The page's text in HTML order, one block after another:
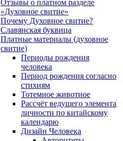
Отзывы о платном разделе
«Духовное свитие»
Почему Духовное свитие?
Славянская буквица
Платные материалы (духовное
свитие)
Периоды рождения
человека
Период рождения согласно
стихиям
Тотемное животное
Рассчёт ведущего элемента
личности по китайскому
календарю
Дизайн Человека